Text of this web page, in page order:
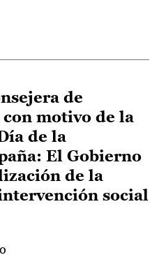
de
motivo de la
de la
El Gobierno
de la
social